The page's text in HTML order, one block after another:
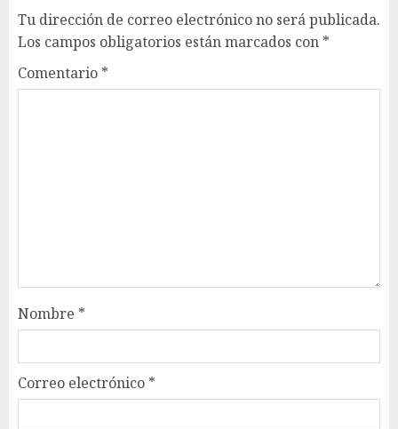
Tu dirección de correo electrónico no será publicada.
Los campos obligatorios están marcados con *
Comentario *
Nombre *
Correo electrónico *